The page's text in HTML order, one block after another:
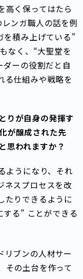
高く保ってはたら
ンガ職人の話を例
を積み上げている”
なく、“大聖堂を
ーの役割だと自
る仕組みや戦略を
りが自身の発揮す
が醸成された先
思われますか？
ようになり、それ
ネスプロセスを改
たりできるように
る” ことができる
リブンの人材サー
その土台を作って